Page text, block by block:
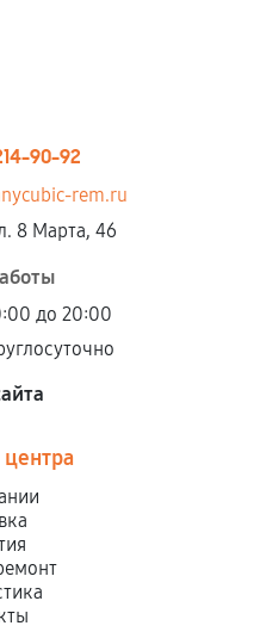
90-92
rem.ru
8 Марта, 46
до 20:00